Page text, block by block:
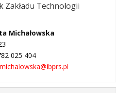
Zakładu Technologii
Michałowska
025 404